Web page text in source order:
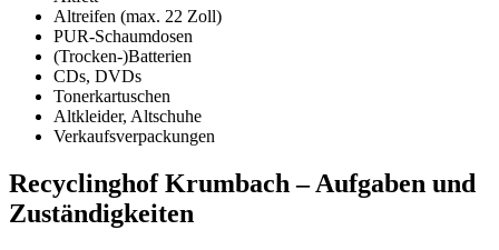
Altreifen (max. 22 Zoll)
PUR-Schaumdosen
(Trocken-)Batterien
CDs, DVDs
Tonerkartuschen
Altkleider, Altschuhe
Verkaufsverpackungen
Recyclinghof Krumbach – Aufgaben und
Zuständigkeiten